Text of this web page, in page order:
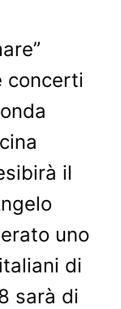
concerti
il
uno
di
sarà di